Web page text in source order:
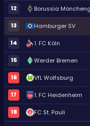
12 Borussia
13 Hamburger SV
14 1. FC Köln
15 Werder Bremen
16 VfL Wolfsburg
17 1. FC Heidenheim
18 FC St. Pauli